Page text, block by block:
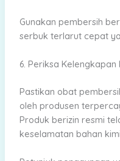
Gunakan pembersih
serbuk terlarut cepat
6. Periksa
Pastikan obat
oleh produsen
Produk berizin resmi
keselamatan bahan